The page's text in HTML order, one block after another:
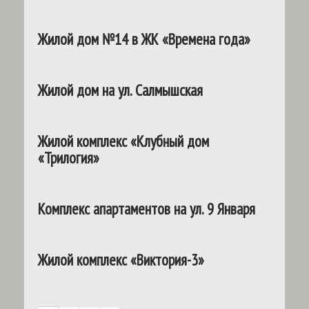
Жилой дом №14 в ЖК «Времена года»
Жилой дом на ул. Салмышская
Жилой комплекс «Клубный дом
«Трилогия»
Комплекс апартаментов на ул. 9 Января
Жилой комплекс «Виктория-3»